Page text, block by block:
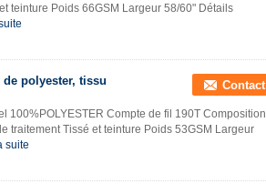
teinture Poids 66GSM Largeur 58/60" Détails
polyester, tissu
Contact
100%POLYESTER Compte de fil 190T Composition
traitement Tissé et teinture Poids 53GSM Largeur
suite